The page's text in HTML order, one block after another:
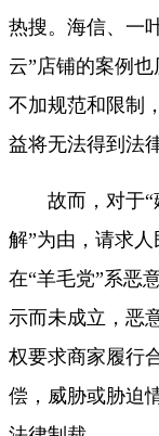
热搜。海信、一
云”店铺的案例
不加规范和限制
益将无法得到法
故而，对于“薅
解”为由，请求
在“羊毛党”系恶
示而未成立，恶
权要求商家履行
偿，威胁或胁迫